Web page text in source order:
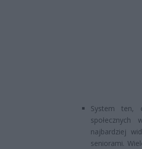
System ten,
najbardziej
seniorami.